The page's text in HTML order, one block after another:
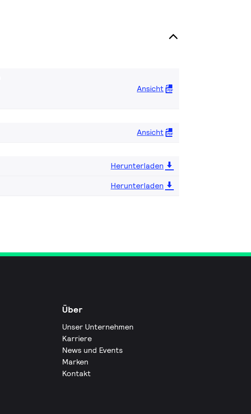
Ansicht
Ansicht
Herunterladen
Herunterladen
Über
Unser Unternehmen
Karriere
News und Events
Marken
Kontakt